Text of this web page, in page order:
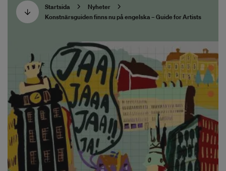
Startsida
Nyheter
Konstnärsguiden finns nu på engelska – Guide for Artists